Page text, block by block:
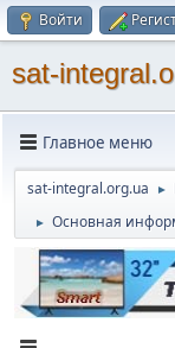
Войти
sat-
Главное меню
sat-integral.org.ua ►
► Основная